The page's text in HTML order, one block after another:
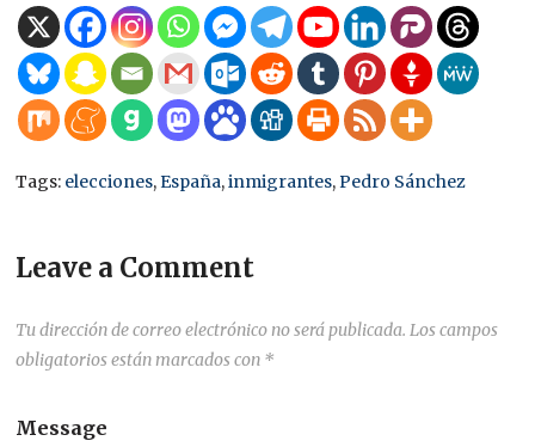
Tags: elecciones,España,inmigrantes,Pedro Sánchez
Leave a Comment
Tu dirección de correo electrónico no será publicada. Los campos
obligatorios están marcados con *
Message